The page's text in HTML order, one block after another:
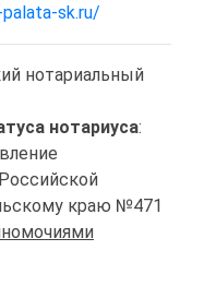
sk.ru/
нотариальный
нотариуса:
краю №471